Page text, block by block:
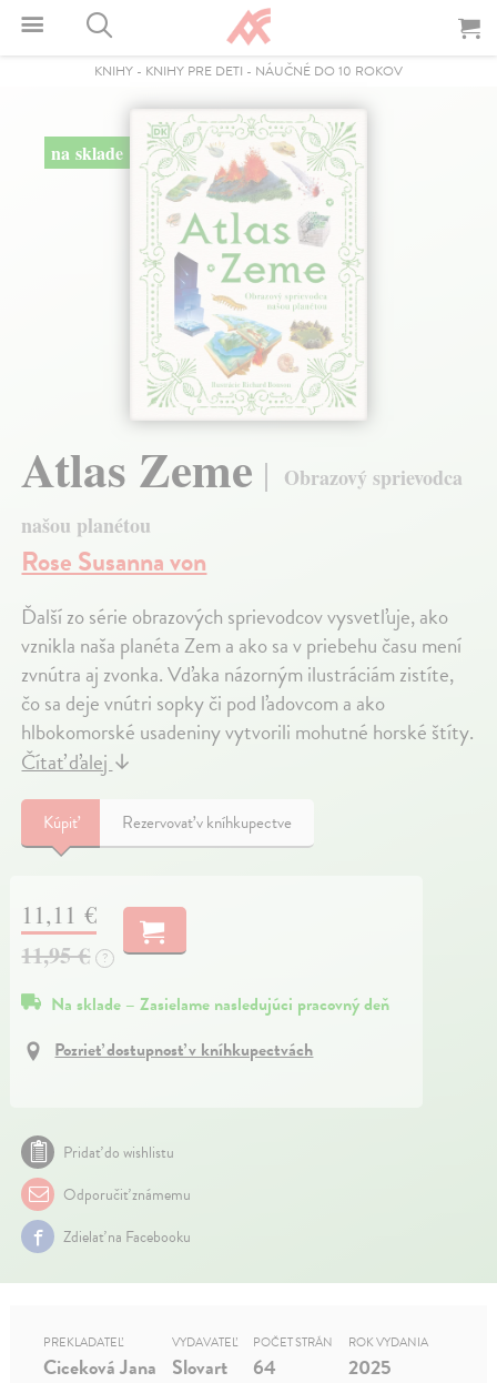
KNIHY - KNIHY PRE DETI - NÁUČNÉ DO 10 ROKOV
na sklade
Atlas Zeme
Obrazový sprievodca
našou planétou
Rose Susanna von
Ďalší zo série obrazových sprievodcov vysvetľuje, ako
vznikla naša planéta Zem a ako sa v priebehu času mení
zvnútra aj zvonka. Vďaka názorným ilustráciám zistíte,
čo sa deje vnútri sopky či pod ľadovcom a ako
hlbokomorské usadeniny vytvorili mohutné horské štíty.
Čítať ďalej ↓
Kúpiť Rezervovať v kníhkupectve
11,11 €
11,95 € ?
Na sklade – Zasielame nasledujúci pracovný deň
Pozrieť dostupnosť v kníhkupectvách
Pridať do wishlistu
Odporučiť známemu
Zdielať na Facebooku
PREKLADATEĽ
Ciceková Jana
VYDAVATEĽ
Slovart
POČET STRÁN
64
ROK VYDANIA
2025